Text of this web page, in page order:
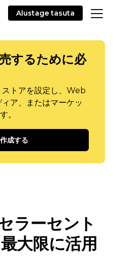
Alustage tasuta
するために必
トアを設定し、Web
ア、またはマーケッ
。
成する
ラーセント
大限に活用